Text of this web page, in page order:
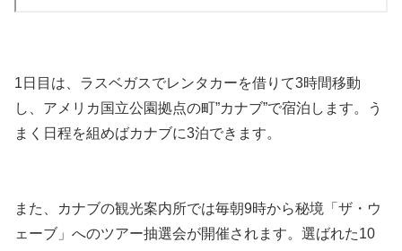
1日目は、ラスベガスでレンタカーを借りて3時間移動
し、アメリカ国立公園拠点の町”カナブ”で宿泊します。う
まく日程を組めばカナブに3泊できます。
また、カナブの観光案内所では毎朝9時から秘境「ザ・ウ
ェーブ」へのツアー抽選会が開催されます。選ばれた10